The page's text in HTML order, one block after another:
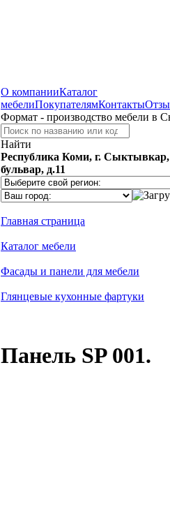
О компанииКаталог
мебелиПокупателямКонтакты
Формат - производство мебели в
Найти
Республика Коми, г.
бульвар, д.11
Главная страница
Каталог мебели
Фасады и панели для мебели
Глянцевые кухонные фартуки
Панель SP 001.